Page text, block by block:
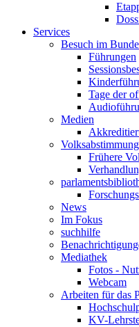
Services
Besuch im
Führungen
Tage der
Medien
Frühere
News
Im Fokus
suchhilfe
Mediathek
Fotos -
Webcam
Arbeiten für das
KV-